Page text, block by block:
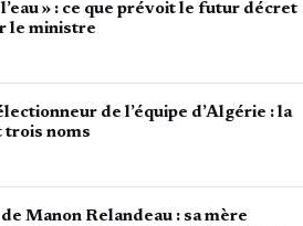
» : ce que prévoit le futur décret
le ministre
de l’équipe d’Algérie : la
trois noms
Manon Relandeau : sa mère